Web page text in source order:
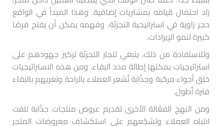
زاد احتمال قيامه بمشتريات إضافية. وهذا المبدأ في الواقع
حجر زاوية في استراتيجية التجزئة، وفهمه يمكن أن يفتح فرصًا
كبيرة لنمو الإيرادات.
وللاستفادة من ذلك، ينبغي لتجار التجزئة تركيز جهودهم على
استراتيجيات يمكنها إطالة مدد البقاء. ومن هذه الاستراتيجيات
خلق أجواء مرحّبة وجذّابة تُشعِر العملاء بالراحة وتغريهم بالبقاء
فترة أطول.
ومن النهج الفعّالة الأخرى تقديم عروض منتجات جذّابة تلفت
انتباه العملاء وتشجّعهم على استكشاف معروضات المتجر